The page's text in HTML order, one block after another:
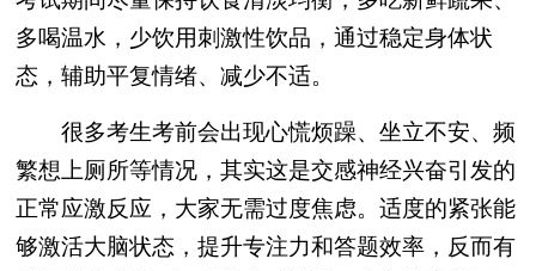
多喝温水，少饮用刺激性饮品，通过稳定身体状
态，辅助平复情绪、减少不适。
很多考生考前会出现心慌烦躁、坐立不安、频
繁想上厕所等情况，其实这是交感神经兴奋引发的
正常应激反应，大家无需过度焦虑。适度的紧张能
够激活大脑状态，提升专注力和答题效率，反而有